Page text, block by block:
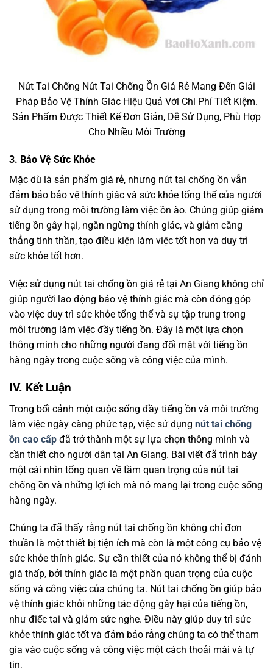
Nút Tai Chống Nút Tai Chống Ồn Giá Rẻ Mang Đến Giải
Pháp Bảo Vệ Thính Giác Hiệu Quả Với Chi Phí Tiết Kiệm.
Sản Phẩm Được Thiết Kế Đơn Giản, Dễ Sử Dụng, Phù Hợp
Cho Nhiều Môi Trường
3. Bảo Vệ Sức Khỏe
Mặc dù là sản phẩm giá rẻ, nhưng nút tai chống ồn vẫn
đảm bảo bảo vệ thính giác và sức khỏe tổng thể của người
sử dụng trong môi trường làm việc ồn ào. Chúng giúp giảm
tiếng ồn gây hại, ngăn ngừng thính giác, và giảm căng
thẳng tinh thần, tạo điều kiện làm việc tốt hơn và duy trì
sức khỏe tốt hơn.
Việc sử dụng nút tai chống ồn giá rẻ tại An Giang không chỉ
giúp người lao động bảo vệ thính giác mà còn đóng góp
vào việc duy trì sức khỏe tổng thể và sự tập trung trong
môi trường làm việc đầy tiếng ồn. Đây là một lựa chọn
thông minh cho những người đang đối mặt với tiếng ồn
hàng ngày trong cuộc sống và công việc của mình.
IV. Kết Luận
Trong bối cảnh một cuộc sống đầy tiếng ồn và môi trường
làm việc ngày càng phức tạp, việc sử dụng nút tai chống
ồn cao cấp đã trở thành một sự lựa chọn thông minh và
cần thiết cho người dân tại An Giang. Bài viết đã trình bày
một cái nhìn tổng quan về tầm quan trọng của nút tai
chống ồn và những lợi ích mà nó mang lại trong cuộc sống
hàng ngày.
Chúng ta đã thấy rằng nút tai chống ồn không chỉ đơn
thuần là một thiết bị tiện ích mà còn là một công cụ bảo vệ
sức khỏe thính giác. Sự cần thiết của nó không thể bị đánh
giá thấp, bởi thính giác là một phần quan trọng của cuộc
sống và công việc của chúng ta. Nút tai chống ồn giúp bảo
vệ thính giác khỏi những tác động gây hại của tiếng ồn,
như điếc tai và giảm sức nghe. Điều này giúp duy trì sức
khỏe thính giác tốt và đảm bảo rằng chúng ta có thể tham
gia vào cuộc sống và công việc một cách thoải mái và tự
tin.